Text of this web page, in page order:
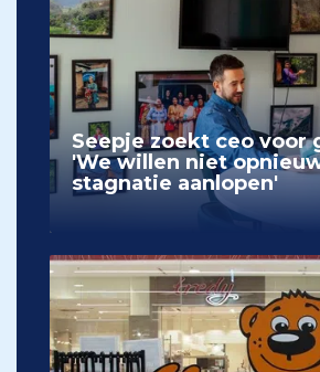
Seepje zoekt ceo voor
'We willen niet
stagnatie aanlopen'